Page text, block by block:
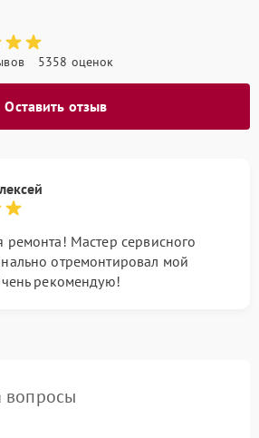
5358 оценок
Оставить отзыв
Мастер сервисного
отремонтировал мой
рекомендую!
вопросы